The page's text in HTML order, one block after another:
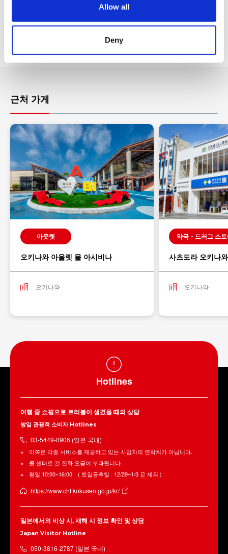
Allow all
Deny
Tax-free Shop (택스프리 숍)
근처 가게
아웃렛
오키나와 아울렛 몰 아시비나
오키나와
약국・드러그 스
사츠도라 오키나
오키나와
Hotlines
여행 중 쇼핑으로 트러블이 생겼을 때의 상담
방일 관광객 소비자 Hotlines
03-5449-0906 (일본 국내)
이쪽은 각종 서비스를 제공하고 있는 사업자의 연락처가 아닙니다.
콜 센터로 건 전화 요금이 부과됩니다.
평일 10:00~16:00 ( 토일공휴일 · 12/29~1/3 은 제외 )
https://www.cht.kokusen.go.jp/kr/
일본에서의 비상 시, 재해 시 정보 확인 및 상담
Japan Visitor Hotline
050-3816-2787 (일본 국내)